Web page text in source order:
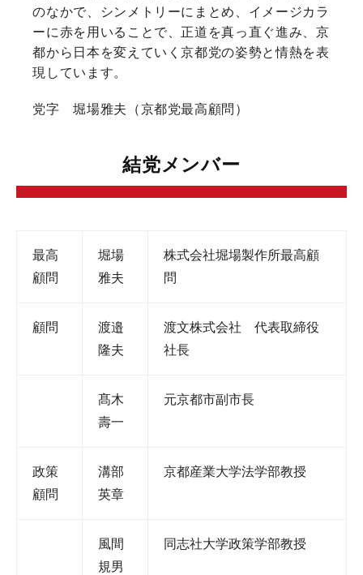
のなかで、シンメトリーにまとめ、イメージカラ
ーに赤を用いることで、正道を真っ直ぐ進み、京
都から日本を変えていく京都党の姿勢と情熱を表
現しています。
党字 堀場雅夫（京都党最高顧問）
結党メンバー
最高
顧問
堀場
雅夫
株式会社堀場製作所最高顧
問
顧問
渡邉
隆夫
渡文株式会社 代表取締役
社長
髙木
壽一
元京都市副市長
政策
顧問
溝部
英章
京都産業大学法学部教授
風間
規男
同志社大学政策学部教授